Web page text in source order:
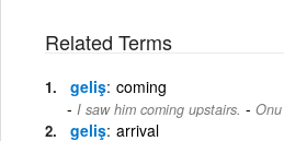
Related Terms
geliş coming
I saw him coming upstairs. -
geliş arrival